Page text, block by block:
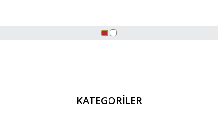
KATEGORİLER